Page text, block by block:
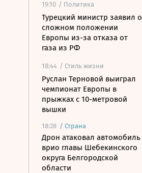
19:10 / Политика
Турецкий министр заявил о
сложном положении
Европы из-за отказа от
газа из РФ
18:44 / Стиль жизни
Руслан Терновой выиграл
чемпионат Европы в
прыжках с 10-метровой
вышки
18:28 / Страна
Дрон атаковал автомобиль
врио главы Шебекинского
округа Белгородской
области